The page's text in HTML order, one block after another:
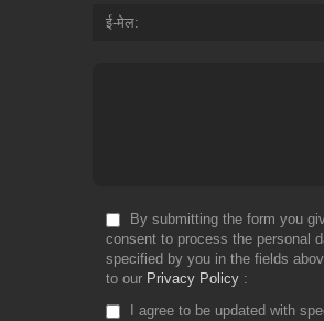
ई-मेल
By submitting the form you
consent to process the personal
specified by you in the fields
to our Privacy Policy
I agree to be updated with